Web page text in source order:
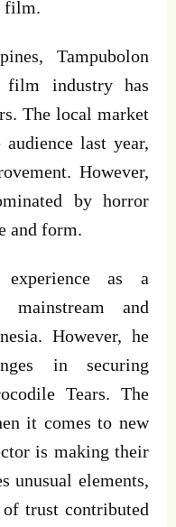
film.
Tampubolon
film industry has
The local market
last year,
However,
by horror
and form.
experience as a
mainstream and
However, he
in securing
Tears. The
it comes to new
is making their
unusual elements,
trust contributed